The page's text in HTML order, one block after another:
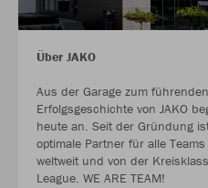
Über JAKO
Aus der Garage zum
Erfolgsgeschichte von JAKO
heute an. Seit der Gründung
optimale Partner für alle
weltweit und von der
League. WE ARE TEAM!